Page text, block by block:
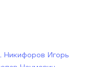
Никифоров Игорь